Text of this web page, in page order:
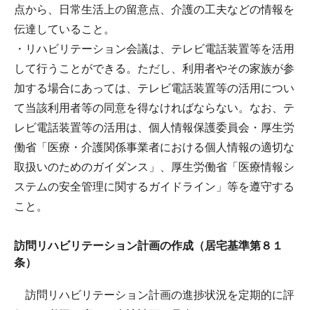
点から、日常生活上の留意点、介護の工夫などの情報を
伝達していること。
・リハビリテーション会議は、テレビ電話装置等を活用
して行うことができる。ただし、利用者やその家族が参
加する場合にあっては、テレビ電話装置等の活用につい
て当該利用者等の同意を得なければならない。なお、テ
レビ電話装置等の活用は、個人情報保護委員会・厚生労
働省「医療・介護関係事業者における個人情報の適切な
取扱いのためのガイダンス」、厚生労働省「医療情報シ
ステムの安全管理に関するガイドライン」等を遵守する
こと。
訪問リハビリテーション計画の作成（居宅基準第８１
条）
訪問リハビリテーション計画の進捗状況を定期的に評